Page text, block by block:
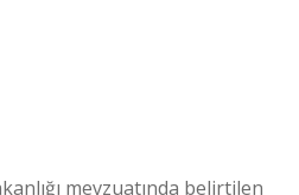
mevzuatında belirtilen